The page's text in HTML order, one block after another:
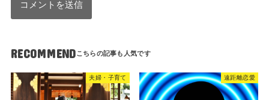
RECOMMEND
夫婦・子育て 遠距離恋愛